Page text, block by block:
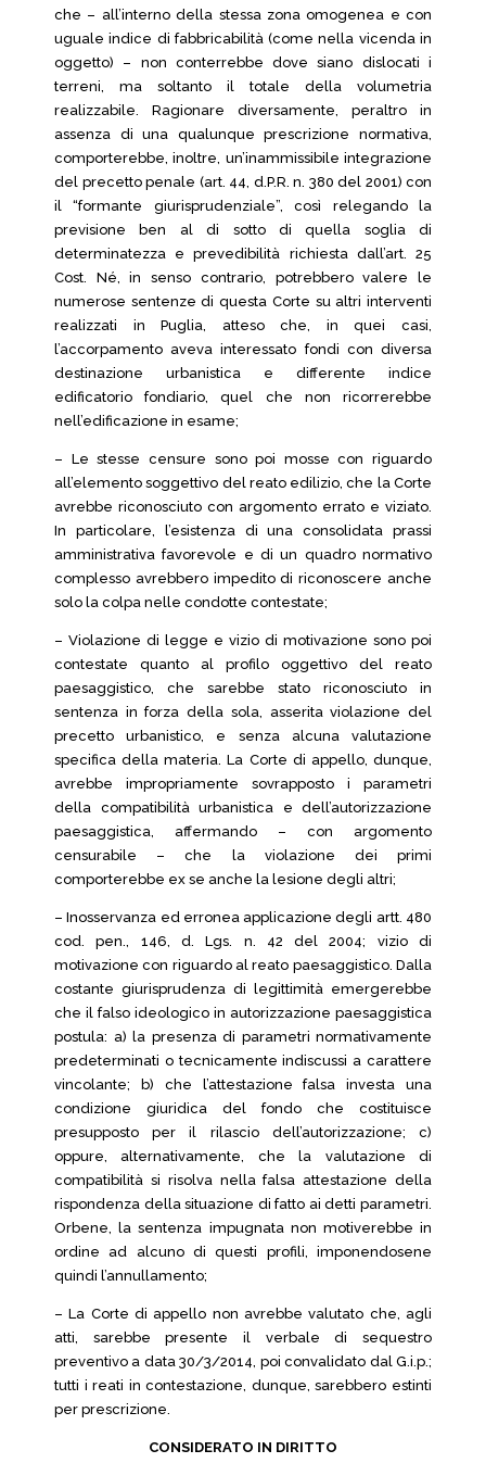
che – all’interno della stessa zona omogenea e con
uguale indice di fabbricabilità (come nella vicenda in
oggetto) – non conterrebbe dove siano dislocati i
terreni, ma soltanto il totale della volumetria
realizzabile. Ragionare diversamente, peraltro in
assenza di una qualunque prescrizione normativa,
comporterebbe, inoltre, un’inammissibile integrazione
del precetto penale (art. 44, d.P.R. n. 380 del 2001) con
il “formante giurisprudenziale”, così relegando la
previsione ben al di sotto di quella soglia di
determinatezza e prevedibilità richiesta dall’art. 25
Cost. Né, in senso contrario, potrebbero valere le
numerose sentenze di questa Corte su altri interventi
realizzati in Puglia, atteso che, in quei casi,
l’accorpamento aveva interessato fondi con diversa
destinazione urbanistica e differente indice
edificatorio fondiario, quel che non ricorrerebbe
nell’edificazione in esame;
– Le stesse censure sono poi mosse con riguardo
all’elemento soggettivo del reato edilizio, che la Corte
avrebbe riconosciuto con argomento errato e viziato.
In particolare, l’esistenza di una consolidata prassi
amministrativa favorevole e di un quadro normativo
complesso avrebbero impedito di riconoscere anche
solo la colpa nelle condotte contestate;
– Violazione di legge e vizio di motivazione sono poi
contestate quanto al profilo oggettivo del reato
paesaggistico, che sarebbe stato riconosciuto in
sentenza in forza della sola, asserita violazione del
precetto urbanistico, e senza alcuna valutazione
specifica della materia. La Corte di appello, dunque,
avrebbe impropriamente sovrapposto i parametri
della compatibilità urbanistica e dell’autorizzazione
paesaggistica, affermando – con argomento
censurabile – che la violazione dei primi
comporterebbe ex se anche la lesione degli altri;
– Inosservanza ed erronea applicazione degli artt. 480
cod. pen., 146, d. Lgs. n. 42 del 2004; vizio di
motivazione con riguardo al reato paesaggistico. Dalla
costante giurisprudenza di legittimità emergerebbe
che il falso ideologico in autorizzazione paesaggistica
postula: a) la presenza di parametri normativamente
predeterminati o tecnicamente indiscussi a carattere
vincolante; b) che l’attestazione falsa investa una
condizione giuridica del fondo che costituisce
presupposto per il rilascio dell’autorizzazione; c)
oppure, alternativamente, che la valutazione di
compatibilità si risolva nella falsa attestazione della
rispondenza della situazione di fatto ai detti parametri.
Orbene, la sentenza impugnata non motiverebbe in
ordine ad alcuno di questi profili, imponendosene
quindi l’annullamento;
– La Corte di appello non avrebbe valutato che, agli
atti, sarebbe presente il verbale di sequestro
preventivo a data 30/3/2014, poi convalidato dal G.i.p.;
tutti i reati in contestazione, dunque, sarebbero estinti
per prescrizione.
CONSIDERATO IN DIRITTO